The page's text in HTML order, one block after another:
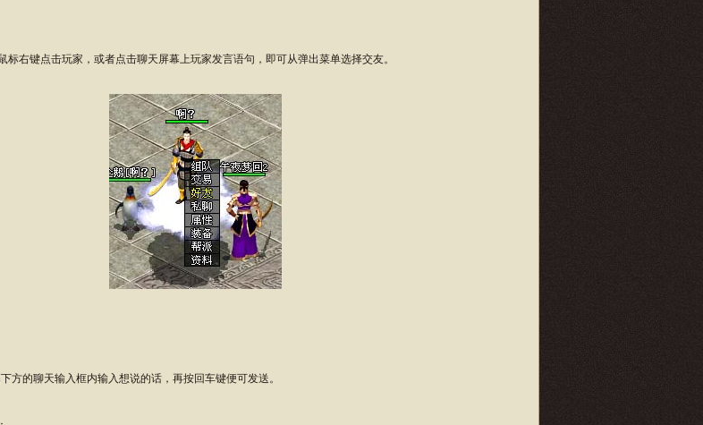
右键点击玩家，或者点击聊天屏幕上玩家发言语句，即可从弹出菜单选择交友。
的聊天输入框内输入想说的话，再按回车键便可发送。